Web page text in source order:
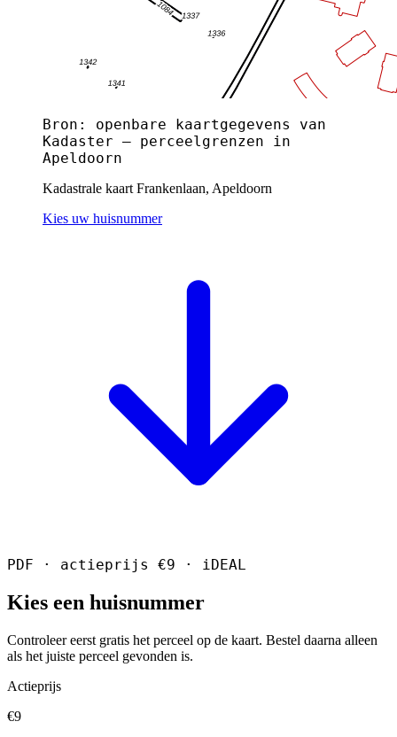
Bron: openbare kaartgegevens van
Kadaster — perceelgrenzen in
Apeldoorn
Kadastrale kaart Frankenlaan, Apeldoorn
Kies uw huisnummer
PDF · actieprijs €9 · iDEAL
Kies een huisnummer
Controleer eerst gratis het perceel op de kaart. Bestel daarna alleen
als het juiste perceel gevonden is.
Actieprijs
€9